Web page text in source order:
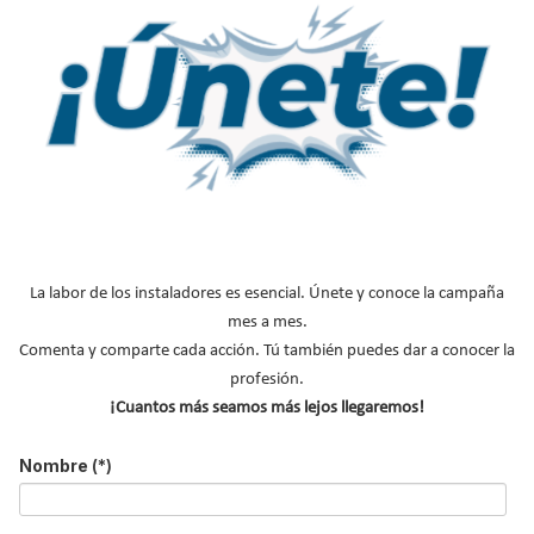
El Congreso de CONAIF 2026 perfila un
potente programa de ponencias técnicas
nuestros boletines
Y RECIBE EN TU EMAIL TODA LA
La labor de los instaladores es esencial. Únete y conoce la campaña
mes a mes.
Comenta y comparte cada acción. Tú también puedes dar a conocer la
profesión.
¡Cuantos más seamos más lejos llegaremos!
Nombre (*)